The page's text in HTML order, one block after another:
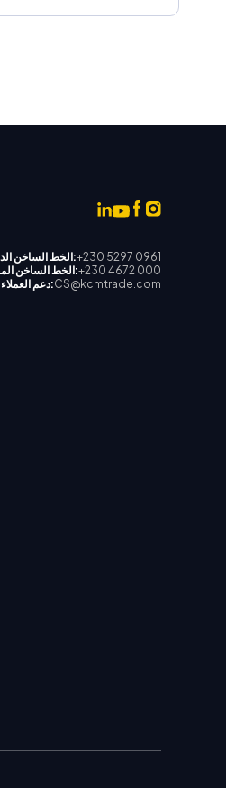
الخط الساخن الدولي:+230 5297 0961
الخط الساخن المحلي:+230 4672 000
دعم العملاء:CS@kcmtrade.com